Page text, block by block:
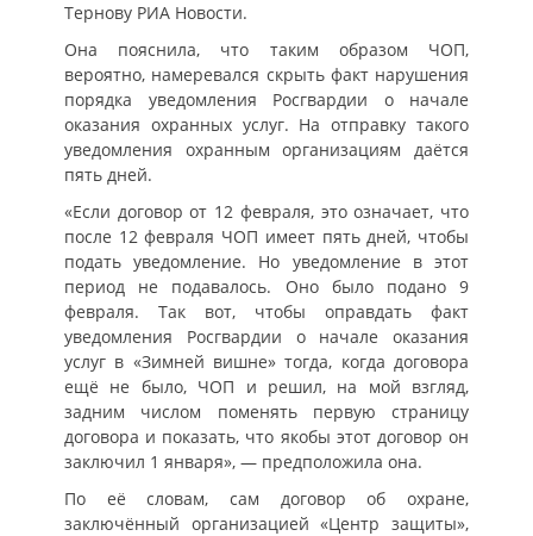
Тернову РИА Новости.
Она пояснила, что таким образом ЧОП,
вероятно, намеревался скрыть факт нарушения
порядка уведомления Росгвардии о начале
оказания охранных услуг. На отправку такого
уведомления охранным организациям даётся
пять дней.
«Если договор от 12 февраля, это означает, что
после 12 февраля ЧОП имеет пять дней, чтобы
подать уведомление. Но уведомление в этот
период не подавалось. Оно было подано 9
февраля. Так вот, чтобы оправдать факт
уведомления Росгвардии о начале оказания
услуг в «Зимней вишне» тогда, когда договора
ещё не было, ЧОП и решил, на мой взгляд,
задним числом поменять первую страницу
договора и показать, что якобы этот договор он
заключил 1 января», — предположила она.
По её словам, сам договор об охране,
заключённый организацией «Центр защиты»,